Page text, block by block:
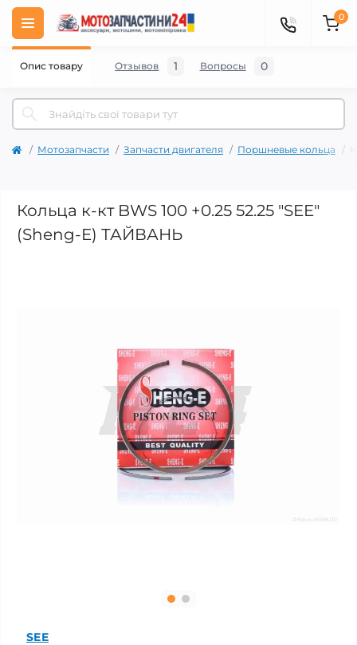
0
Мотозапчасти Запчасти двигателя Поршневые кольца
Кольца к-кт BWS 100 +0.25 52.25 "SEE"
(Sheng-E) ТАЙВАНЬ
SEE
Опис товару Отзывов 1 Вопросы 0